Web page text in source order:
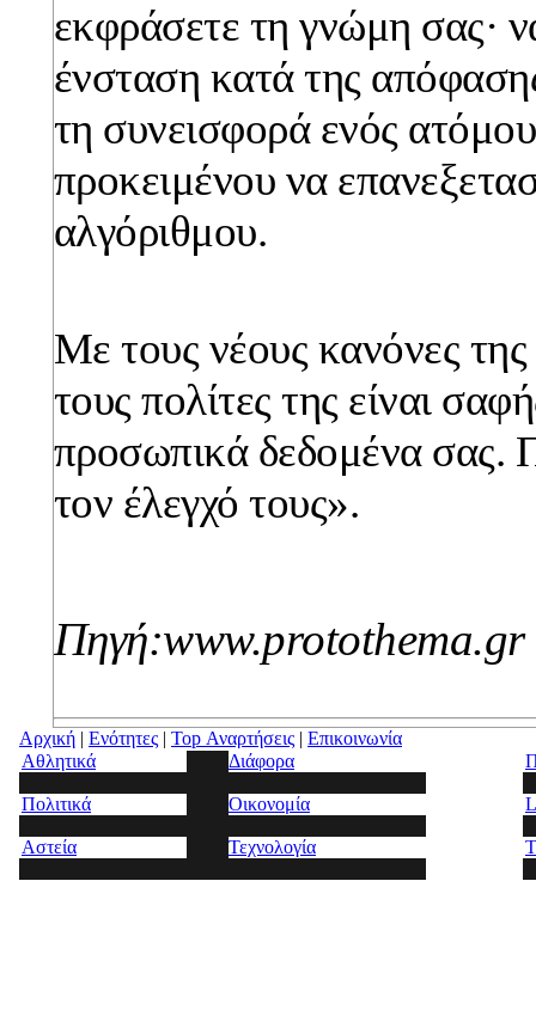
εκφράσετε τη γνώμη σας·
ένσταση κατά της
τη συνεισφορά ενός
προκειμένου να
αλγόριθμου.
Με τους νέους κανόνες
τους πολίτες της είναι
προσωπικά δεδομένα σας.
τον έλεγχό τους».
Πηγή:www.protothema.gr
Αρχική | Ενότητες | Top Αναρτήσεις | Επικοινωνία
Αθλητικά
Διάφορα
Πολιτικά Οικονομία
Αστεία Τεχνολογία